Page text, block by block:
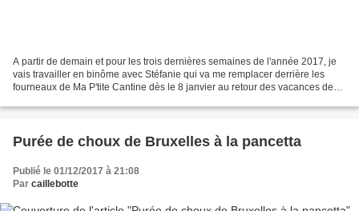
A partir de demain et pour les trois dernières semaines de l'année 2017, je
vais travailler en binôme avec Stéfanie qui va me remplacer derrière les
fourneaux de Ma P'tite Cantine dès le 8 janvier au retour des vacances de
Purée de choux de Bruxelles à la pancetta
Publié le 01/12/2017 à 21:08
Par caillebotte